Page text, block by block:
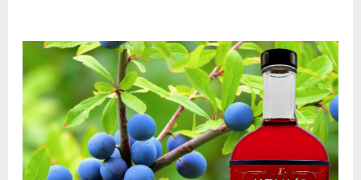
NEU:
Sloe
Gin
aus
Niederkassel